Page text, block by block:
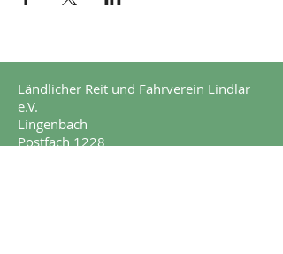
Ländlicher Reit und Fahrverein Lindlar
e.V.
Lingenbach
Postfach 1228